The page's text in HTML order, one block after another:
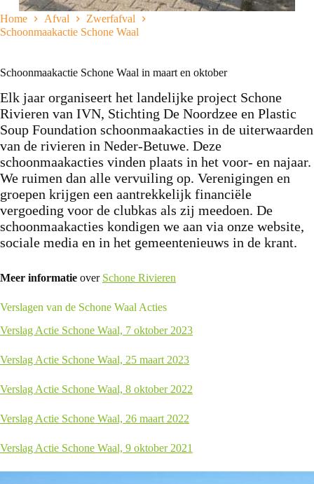
Home Afval
Zwerfafval
Schoonmaakactie Schone Waal
Schoonmaakactie Schone Waal in maart en oktober
Elk jaar organiseert het landelijke project Schone
Rivieren van IVN, Stichting De Noordzee en Plastic
Soup Foundation schoonmaakacties in de uiterwaarden
van de rivieren in Neder-Betuwe. Deze
schoonmaakacties vinden plaats in het voor- en najaar.
We ruimen dan alle vervuiling op. Verenigingen en
groepen krijgen een aantrekkelijk financiële
vergoeding voor de clubkas als zij meedoen. De
schoonmaakacties kondigen we aan via onze website,
sociale media en in het gemeentenieuws in de krant.
Meer informatie over Schone Rivieren
Verslagen van de Schone Waal Acties
Verslag Actie Schone Waal, 7 oktober 2023
Verslag Actie Schone Waal, 25 maart 2023
Verslag Actie Schone Waal, 8 oktober 2022
Verslag Actie Schone Waal, 26 maart 2022
Verslag Actie Schone Waal, 9 oktober 2021